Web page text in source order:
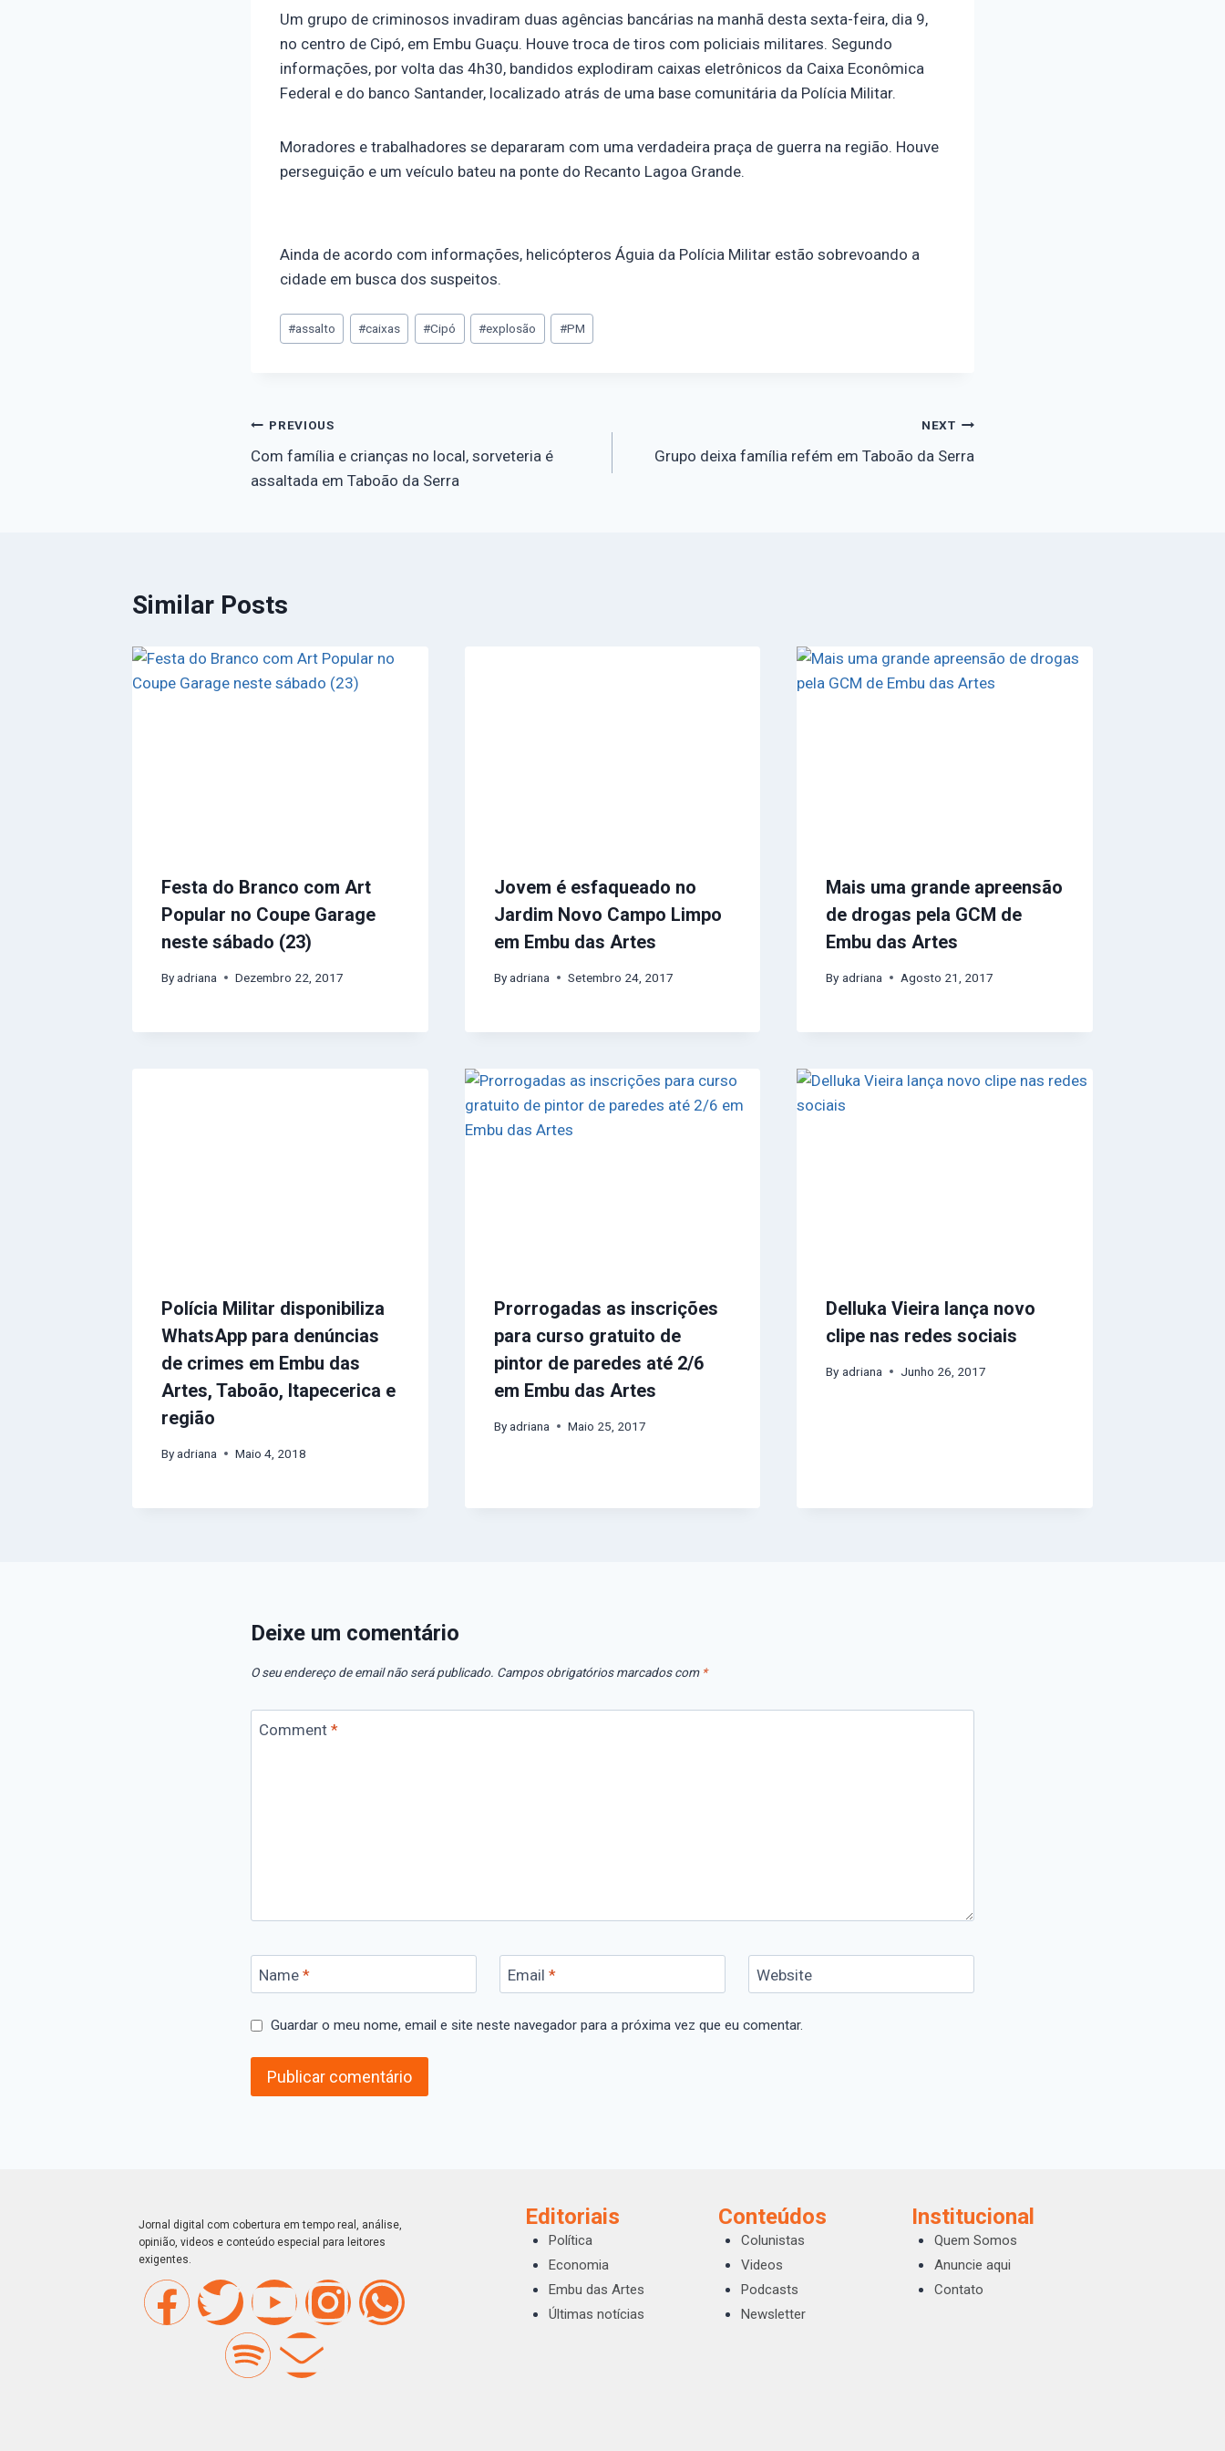
Um grupo de criminosos invadiram duas agências bancárias na manhã desta sexta-feira, dia 9,
no centro de Cipó, em Embu Guaçu. Houve troca de tiros com policiais militares. Segundo
informações, por volta das 4h30, bandidos explodiram caixas eletrônicos da Caixa Econômica
Federal e do banco Santander, localizado atrás de uma base comunitária da Polícia Militar.
Moradores e trabalhadores se depararam com uma verdadeira praça de guerra na região. Houve
perseguição e um veículo bateu na ponte do Recanto Lagoa Grande.
Ainda de acordo com informações, helicópteros Águia da Polícia Militar estão sobrevoando a
cidade em busca dos suspeitos.
#assalto #caixas #Cipó #explosão #PM
PREVIOUS
Com família e crianças no local, sorveteria é
assaltada em Taboão da Serra
NEXT
Grupo deixa família refém em Taboão da Serra
Similar Posts
Festa do Branco com Art
Popular no Coupe Garage
neste sábado (23)
Byadriana Dezembro 22, 2017
Jovem é esfaqueado no
Jardim Novo Campo Limpo
em Embu das Artes
By adriana Setembro 24, 2017
Mais uma grande apreensão
de drogas pela GCM de
Embu das Artes
By adriana Agosto 21, 2017
Polícia Militar disponibiliza
WhatsApp para denúncias
de crimes em Embu das
Artes, Taboão, Itapecerica e
região
Byadriana Maio 4, 2018
Prorrogadas as inscrições
para curso gratuito de
pintor de paredes até 2/6
em Embu das Artes
By adriana Maio 25, 2017
Delluka Vieira lança novo
clipe nas redes sociais
By adriana Junho 26, 2017
Deixe um comentário
O seu endereço de email não será publicado. Campos obrigatórios marcados com *
Comment *
Name * Email * Website
Guardar o meu nome, email e site neste navegador para a próxima vez que eu comentar.
Jornal digital com cobertura em tempo real, análise,
opinião, videos e conteúdo especial para leitores
exigentes.
Editoriais
Política
Economia
Embu das Artes
Últimas notícias
Conteúdos
Colunistas
Videos
Podcasts
Newsletter
Institucional
Quem Somos
Anuncie aqui
Contato